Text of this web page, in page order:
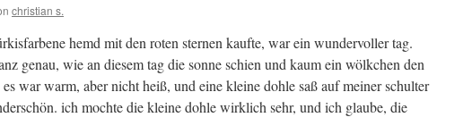
christian s.
hemd mit den roten sternen kaufte, war ein wundervoller tag.
genau, wie an diesem tag die sonne schien und kaum ein wölkchen den
war warm, aber nicht heiß, und eine kleine dohle saß auf meiner schulter
ich mochte die kleine dohle wirklich sehr, und ich glaube, die